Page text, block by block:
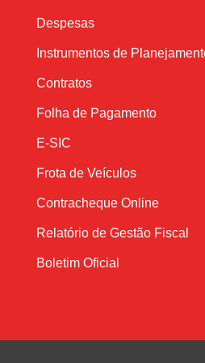
Despesas
Instrumentos de
Contratos
Folha de Pagamento
E-SIC
Frota de Veículos
Contracheque Online
Relatório de Gestão Fiscal
Boletim Oficial